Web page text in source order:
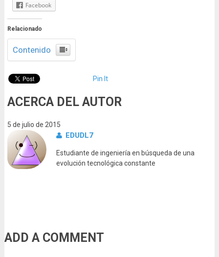
Facebook
Relacionado
Contenido
Pin It
ACERCA DEL AUTOR
5 de julio de 2015
EDUDL7
Estudiante de ingeniería en búsqueda de una
evolución tecnológica constante
ADD A COMMENT